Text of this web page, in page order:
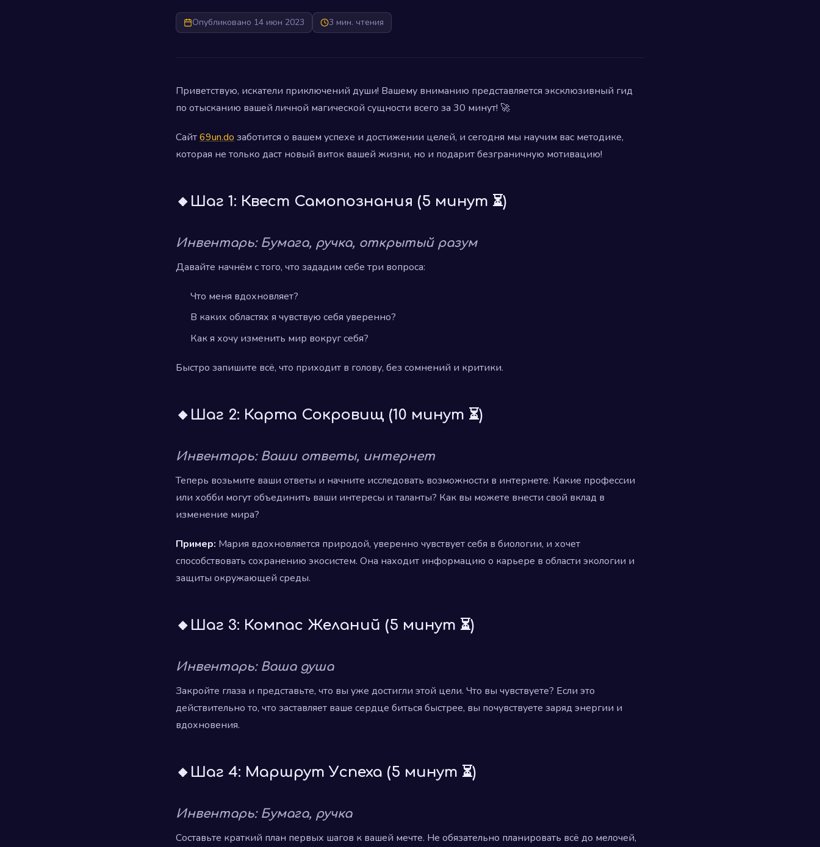
Опубликовано 14 июн 2023 3 мин. чтения
Приветствую, искатели приключений души! Вашему вниманию представляется эксклюзивный гид
по отысканию вашей личной магической сущности всего за 30 минут! 🚀
Сайт69un.do заботится о вашем успехе и достижении целей, и сегодня мы научим вас методике,
которая не только даст новый виток вашей жизни, но и подарит безграничную мотивацию!
🔸Шаг 1: Квест Самопознания (5 минут ⏳)
Инвентарь: Бумага, ручка, открытый разум
Давайте начнём с того, что зададим себе три вопроса:
Что меня вдохновляет?
В каких областях я чувствую себя уверенно?
Как я хочу изменить мир вокруг себя?
Быстро запишите всё, что приходит в голову, без сомнений и критики.
🔸Шаг 2: Карта Сокровищ (10 минут ⏳)
Инвентарь: Ваши ответы, интернет
Теперь возьмите ваши ответы и начните исследовать возможности в интернете. Какие профессии
или хобби могут объединить ваши интересы и таланты? Как вы можете внести свой вклад в
изменение мира?
Пример: Мария вдохновляется природой, уверенно чувствует себя в биологии, и хочет
способствовать сохранению экосистем. Она находит информацию о карьере в области экологии и
защиты окружающей среды.
🔸Шаг 3: Компас Желаний (5 минут ⏳)
Инвентарь: Ваша душа
Закройте глаза и представьте, что вы уже достигли этой цели. Что вы чувствуете? Если это
действительно то, что заставляет ваше сердце биться быстрее, вы почувствуете заряд энергии и
вдохновения.
🔸Шаг 4: Маршрут Успеха (5 минут ⏳)
Инвентарь: Бумага, ручка
Составьте краткий план первых шагов к вашей мечте. Не обязательно планировать всё до мелочей,